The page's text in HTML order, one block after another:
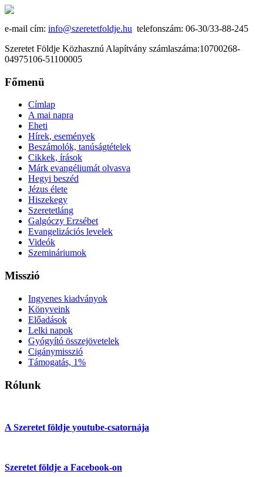
e-mail cím: info@szeretetfoldje.hu telefonszám: 06-30/33-88-245
Szeretet Földje Közhasznú Alapítvány számlaszáma:10700268-
04975106-51100005
Főmenü
Címlap
A mai napra
Eheti
Hírek, események
Beszámolók, tanúságtételek
Cikkek, írások
Márk evangéliumát olvasva
Hegyi beszéd
Jézus élete
Hiszekegy
Szeretetláng
Galgóczy Erzsébet
Evangelizációs levelek
Videók
Szemináriumok
Misszió
Ingyenes kiadványok
Könyveink
Előadások
Lelki napok
Gyógyító összejövetelek
Cigánymisszió
Támogatás, 1%
Rólunk
A Szeretet földje youtube-csatornája
Szeretet földje a Facebook-on